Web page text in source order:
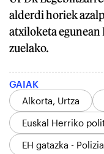
alderdi horiek
atxiloketa
zuelako.
GAIAK
Alkorta, Urtza
Euskal Herriko
EH gatazka -